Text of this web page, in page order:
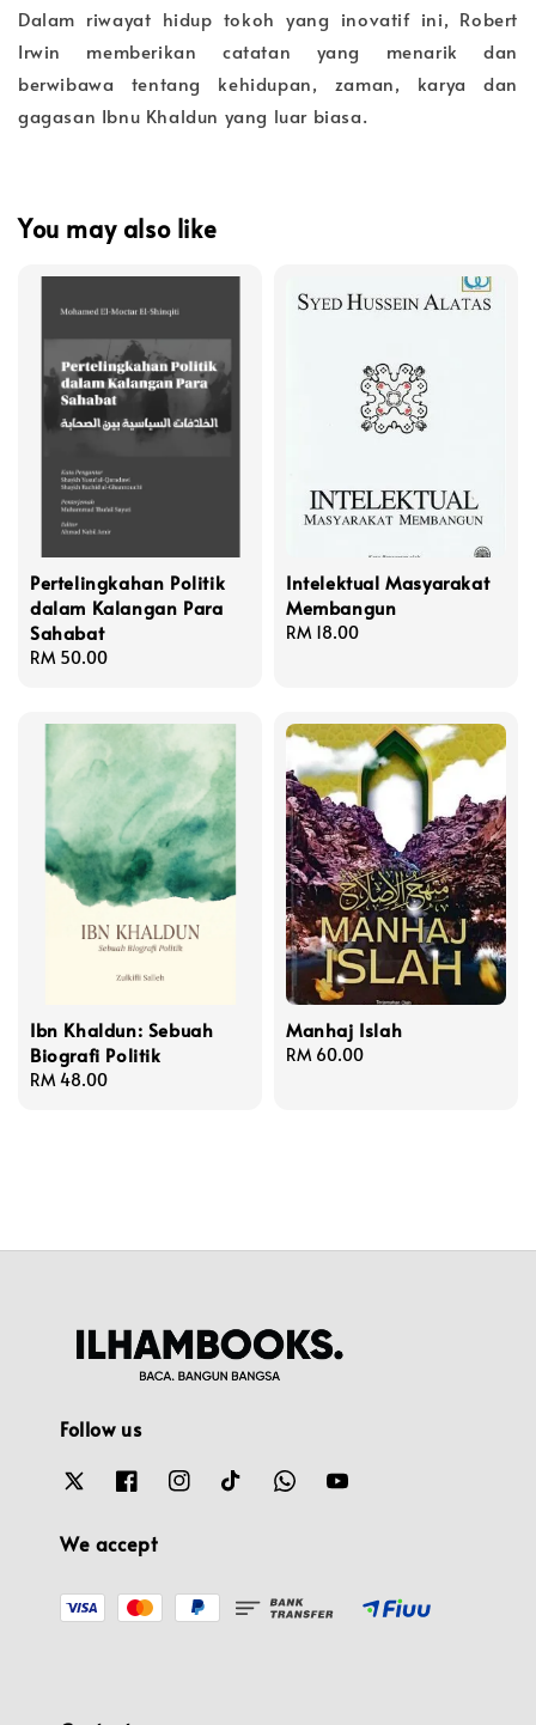
Dalam riwayat hidup tokoh yang inovatif ini, Robert
Irwin memberikan catatan yang menarik dan
berwibawa tentang kehidupan, zaman, karya dan
gagasan Ibnu Khaldun yang luar biasa.
You may also like
Pertelingkahan Politik
dalam Kalangan Para
Sahabat
Regular
RM 50.00
Intelektual Masyarakat
Membangun
Regular
RM 18.00
Ibn Khaldun: Sebuah
Biografi Politik
Regular
RM 48.00
Manhaj Islah
Regular
RM 60.00
Follow us
We accept